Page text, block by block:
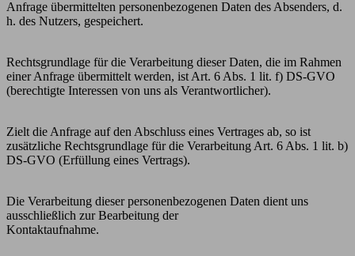
Anfrage übermittelten personenbezogenen Daten des Absenders, d.
h. des Nutzers, gespeichert.
Rechtsgrundlage für die Verarbeitung dieser Daten, die im Rahmen
einer Anfrage übermittelt werden, ist Art. 6 Abs. 1 lit. f) DS-GVO
(berechtigte Interessen von uns als Verantwortlicher).
Zielt die Anfrage auf den Abschluss eines Vertrages ab, so ist
zusätzliche Rechtsgrundlage für die Verarbeitung Art. 6 Abs. 1 lit. b)
DS-GVO (Erfüllung eines Vertrags).
Die Verarbeitung dieser personenbezogenen Daten dient uns
ausschließlich zur Bearbeitung der
Kontaktaufnahme.